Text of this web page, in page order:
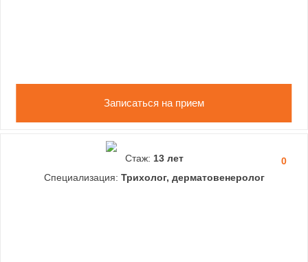
Записаться на прием
0
Стаж: 13 лет
Специализация: Трихолог, дерматовенеролог